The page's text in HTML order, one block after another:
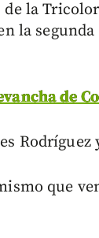
la
la
de
que